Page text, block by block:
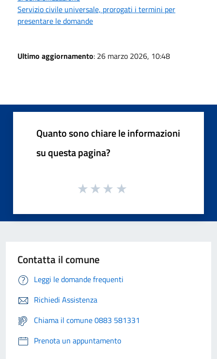
Servizio civile universale, prorogati i termini per
presentare le domande
Ultimo aggiornamento: 26 marzo 2026, 10:48
Quanto sono chiare le informazioni
su questa pagina?
Contatta il comune
Leggi le domande frequenti
Richiedi Assistenza
Chiama il comune 0883 581331
Prenota un appuntamento